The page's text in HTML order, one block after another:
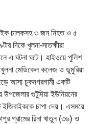
চালকসহ ৩ জন নিহত ও ৫
দিকে খুলনা-সাতক্ষীরা
এ ঘটনা ঘটে। হাইওয়ে পুলিশ
খুলনা মেডিকেল কলেজ ও ডুমুরিয়া
আসা চুকনগরগামী একটি
উপজেলার গুটুদিয়া ইউনিয়নের
ইজিবাইককে চাপা দেয়। এসময়ে
গ্রামের রিনা খাতুন (৩৬) ও